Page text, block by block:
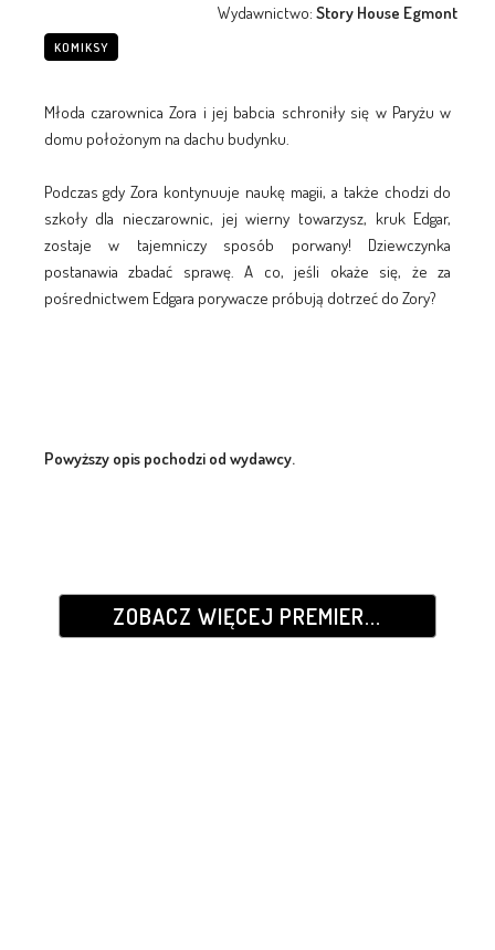
Wydawnictwo:Story House Egmont
KOMIKSY
Młoda czarownica Zora i jej babcia schroniły się w Paryżu w
domu położonym na dachu budynku.
Podczas gdy Zora kontynuuje naukę magii, a także chodzi do
szkoły dla nieczarownic, jej wierny towarzysz, kruk Edgar,
zostaje w tajemniczy sposób porwany! Dziewczynka
postanawia zbadać sprawę. A co, jeśli okaże się, że za
pośrednictwem Edgara porywacze próbują dotrzeć do Zory?
Powyższy opis pochodzi od wydawcy.
ZOBACZ WIĘCEJ PREMIER...